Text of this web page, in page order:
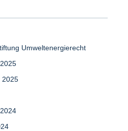
Umweltenergierecht
2025